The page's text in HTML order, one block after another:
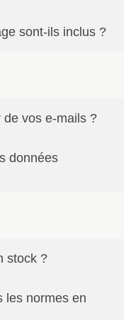
consulter notre
sont-ils inclus ?
de vos e-mails ?
données
stock ?
ou configurée
les normes en